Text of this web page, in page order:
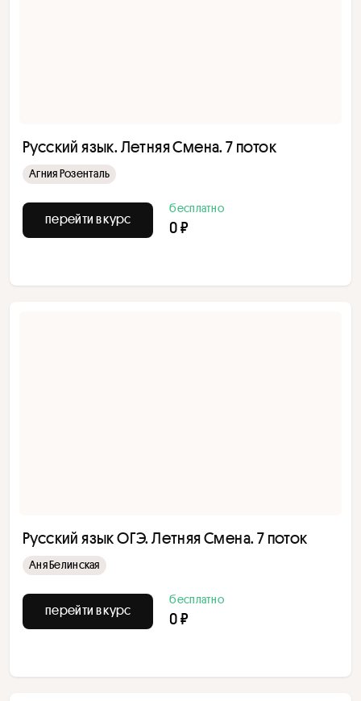
Русский язык. Летняя Смена. 7 поток
Агния Розенталь
перейти в курс
бесплатно
0 ₽
Русский язык ОГЭ. Летняя Смена. 7 поток
Аня Белинская
перейти в курс
бесплатно
0 ₽